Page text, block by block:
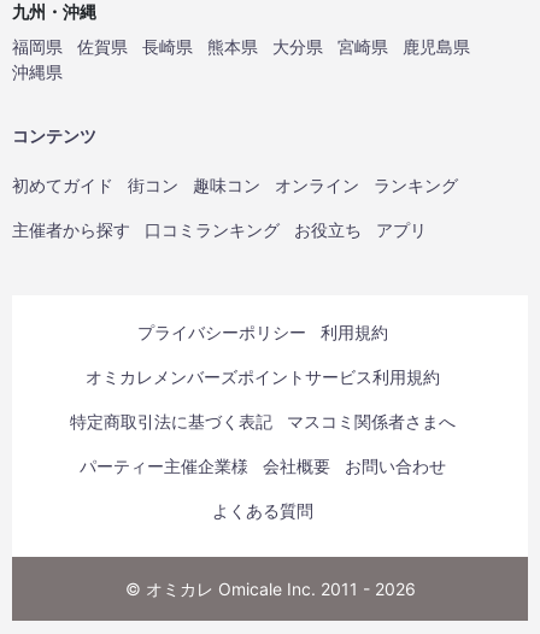
九州・沖縄
福岡県
佐賀県 長崎県 熊本県 大分県 宮崎県
鹿児島県
沖縄県
コンテンツ
初めてガイド 街コン 趣味コン オンライン ランキング
主催者から探す 口コミランキング お役立ち アプリ
プライバシーポリシー 利用規約
オミカレメンバーズポイントサービス利用規約
特定商取引法に基づく表記 マスコミ関係者さまへ
パーティー主催企業様 会社概要 お問い合わせ
よくある質問
© オミカレ Omicale Inc. 2011 - 2026